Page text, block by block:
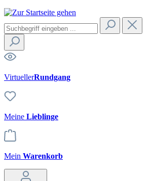
VirtuellerRundgang
Meine Lieblinge
Mein Warenkorb